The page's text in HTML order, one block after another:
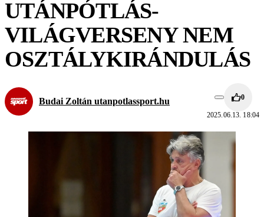
UTÁNPÓTLÁS-
VILÁGVERSENY NEM
OSZTÁLYKIRÁNDULÁS
Budai Zoltán utanpotlassport.hu 0
2025.06.13. 18:04